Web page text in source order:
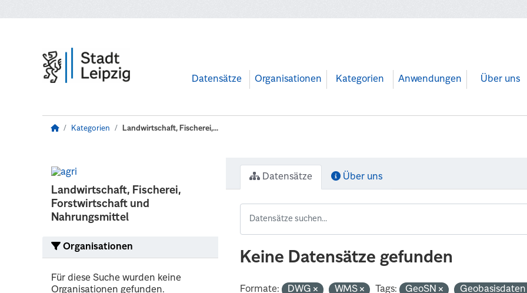
Datensätze Organisationen Kategorien Anwendungen Über uns
Kategorien Landwirtschaft, Fischerei,...
Landwirtschaft, Fischerei,
Forstwirtschaft und
Nahrungsmittel
Organisationen
Für diese Suche wurden keine
Organisationen gefunden.
Datensätze Über uns
Keine Datensätze gefunden
Formate: DWG WMS Tags: GeoSN